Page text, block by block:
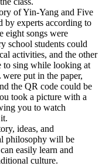
of Yin-Yang and Five
by experts according to
eight songs were
school students could
activities, and the other
to sing while looking at
put in the paper,
the QR code could be
took a picture with a
you to watch
ideas, and
philosophy will be
easily learn and
culture.